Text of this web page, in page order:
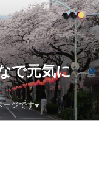
で元気に
ージです♥